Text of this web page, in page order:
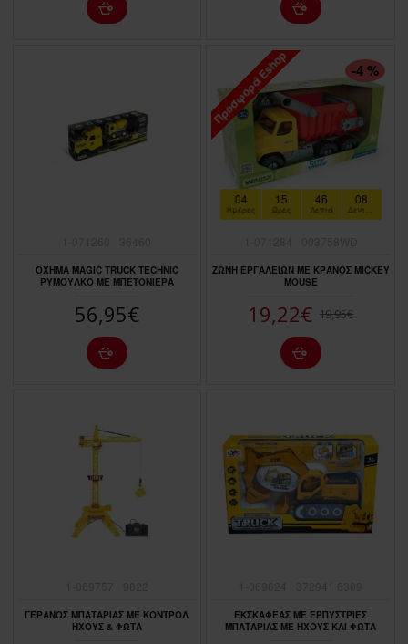
ΟΧΗΜΑ MAGIC TRUCK TECHNIC
ΡΥΜΟΥΛΚΟ ΜΕ ΜΠΕΤΟΝΙΕΡΑ
56,95€
ΠΤΏΣΗ ΤΙΜΉΣ
Προσφορά Eshop -4 %
04
Ημέρες
15
Ώρες
46
Λεπτά
06
ΖΩΝΗ ΕΡΓΑΛΕΙΩΝ ΜΕ ΚΡΑΝΟΣ MICKEY
MOUSE
19,22€ 19,95€
ΓΕΡΑΝΟΣ ΜΠΑΤΑΡΙΑΣ ΜΕ ΚΟΝΤΡΟΛ
ΗΧΟΥΣ & ΦΩΤΑ
ΕΚΣΚΑΦΕΑΣ ΜΕ ΕΡΠΥΣΤΡΙΕΣ
ΜΠΑΤΑΡΙΑΣ ΜΕ ΗΧΟΥΣ ΚΑΙ ΦΩΤΑ